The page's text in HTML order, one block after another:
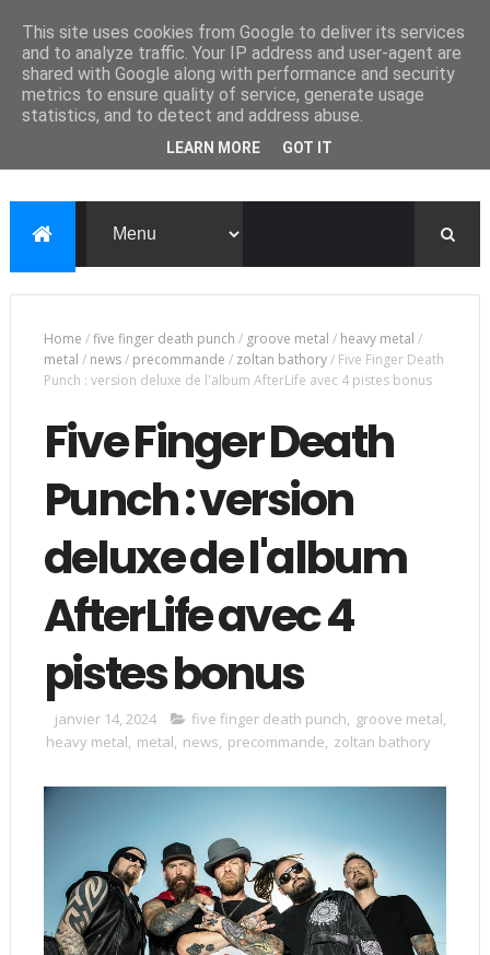
Home /five finger death punch / groove metal / heavy metal /
metal / news/ precommande / zoltan bathory/ Five Finger Death
Punch : version deluxe de l'album AfterLife avec 4 pistes bonus
Five Finger Death
Punch : version
deluxe de l'album
AfterLife avec 4
pistes bonus
janvier 14, 2024 five finger death punch, groove metal,
heavy metal, metal, news, precommande, zoltan bathory
This site uses cookies from Google to deliver its services
and to analyze traffic. Your IP address and user-agent are
shared with Google along with performance and security
metrics to ensure quality of service, generate usage
statistics, and to detect and address abuse.
LEARN MORE GOT IT